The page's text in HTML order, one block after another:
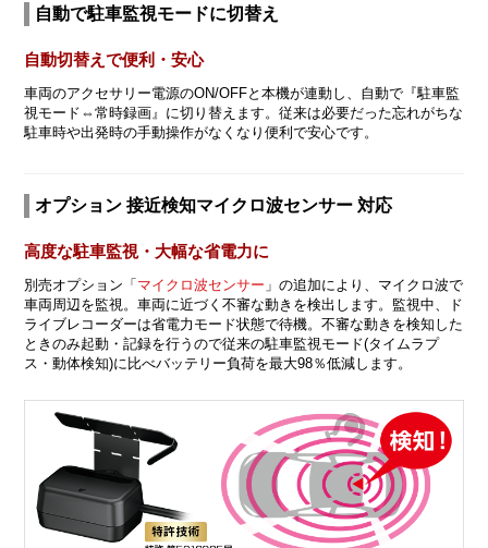
自動で駐車監視モードに切替え
自動切替えで便利・安心
車両のアクセサリー電源のON/OFFと本機が連動し、自動で『駐車監
視モード⇔常時録画』に切り替えます。従来は必要だった忘れがちな
駐車時や出発時の手動操作がなくなり便利で安心です。
オプション 接近検知マイクロ波センサー 対応
高度な駐車監視・大幅な省電力に
別売オプション「 マイクロ波センサー 」の追加により、マイクロ波で
車両周辺を監視。車両に近づく不審な動きを検出します。監視中、ド
ライブレコーダーは省電力モード状態で待機。不審な動きを検知した
ときのみ起動・記録を行うので従来の駐車監視モード(タイムラプ
ス・動体検知)に比べバッテリー負荷を最大98％低減します。